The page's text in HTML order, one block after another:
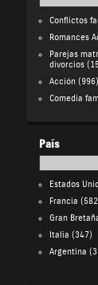
Conflictos
Romances
Parejas
divorcios
Acción(996)
Comedia
País
Estados
Francia
Gran
Italia (347)
Argentina